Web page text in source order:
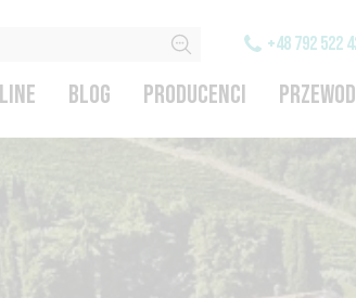
+48 792 522
BLOG PRODUCENCI